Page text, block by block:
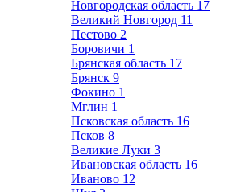
Новгородская область 17
Великий Новгород 11
Пестово 2
Боровичи 1
Брянская область 17
Брянск 9
Фокино 1
Мглин 1
Псковская область 16
Псков 8
Великие Луки 3
Ивановская область 16
Иваново 12